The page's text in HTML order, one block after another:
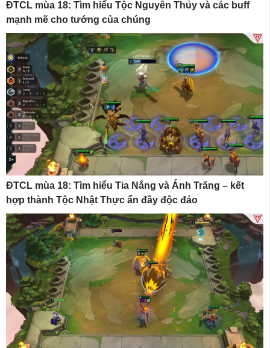
ĐTCL mùa 18: Tìm hiểu Tộc Nguyên Thủy và các buff
mạnh mẽ cho tướng của chúng
ĐTCL mùa 18: Tìm hiểu Tia Nắng và Ánh Trăng – kết
hợp thành Tộc Nhật Thực ẩn đầy độc đáo